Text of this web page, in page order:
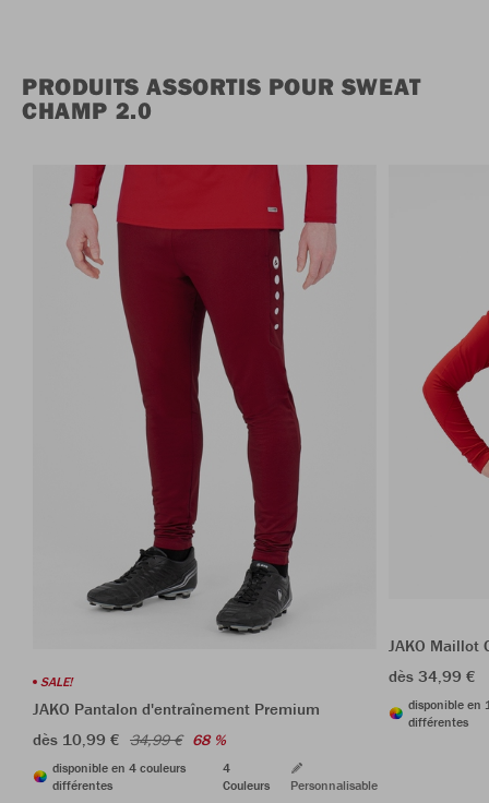
PRODUITS ASSORTIS POUR SWEAT
CHAMP 2.0
SALE!
JAKO Pantalon d'entraînement Premium
dès 10,99 € 34,99 € 68 %
disponible en 4 couleurs
différentes
4
Couleurs
Personnalisable
JAKO Maillot
dès 34,99 €
disponible en
différentes